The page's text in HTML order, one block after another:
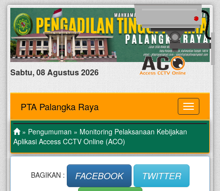
Sabtu, 08 Agustus 2026
MENU
PTA Palangka Raya
» Pengumuman » Monitoring Pelaksanaan Kebijakan
Aplikasi Access CCTV Online (ACO)
BAGIKAN : FACEBOOK
TWITTER